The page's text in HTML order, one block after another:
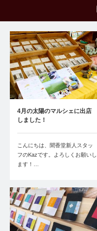
4月の太陽のマルシェに出店
しました！
こんにちは、聞香堂新人スタッ
フのKazです。よろしくお願いし
ます！…